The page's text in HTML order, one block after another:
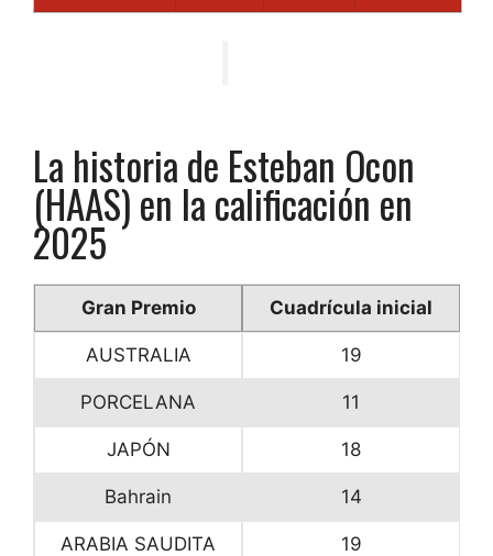
La historia de Esteban Ocon
(HAAS) en la calificación en
2025
Gran Premio Cuadrícula inicial
AUSTRALIA 19
PORCELANA 11
JAPÓN 18
Bahrain 14
ARABIA SAUDITA 19